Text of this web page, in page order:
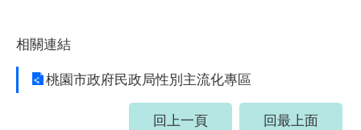
相關連結
桃園市政府民政局性別主流化專區
回上一頁 回最上面